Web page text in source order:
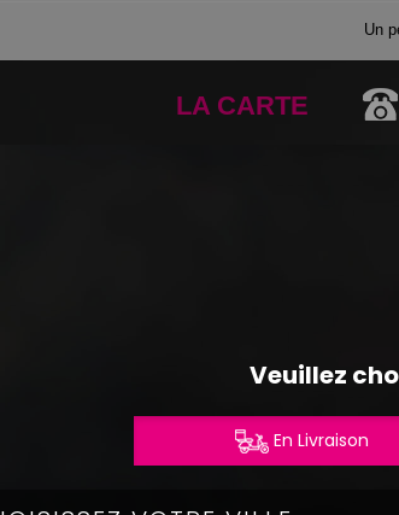
Un
LA CARTE
"Tranches